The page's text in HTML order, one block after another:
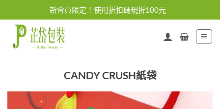
content
新會員限定！使用折扣碼現折100元
CANDY CRUSH紙袋